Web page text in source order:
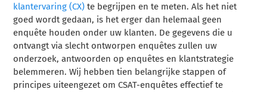
klantervaring (CX) te begrijpen en te meten. Als het niet
goed wordt gedaan, is het erger dan helemaal geen
enquête houden onder uw klanten. De gegevens die u
ontvangt via slecht ontworpen enquêtes zullen uw
onderzoek, antwoorden op enquêtes en klantstrategie
belemmeren. Wij hebben tien belangrijke stappen of
principes uiteengezet om CSAT-enquêtes effectief te